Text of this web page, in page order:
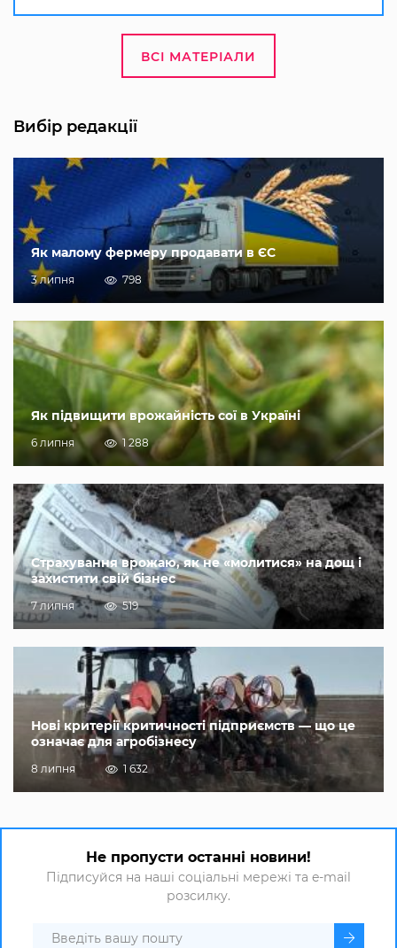
ВСІ МАТЕРІАЛИ
Вибір редакції
Як малому фермеру продавати в ЄС
3 липня 798
Як підвищити врожайність сої в Україні
6 липня 1 288
Страхування врожаю, як не «молитися» на дощ і
захистити свій бізнес
7 липня 519
Нові критерії критичності підприємств — що це
означає для агробізнесу
8 липня 1 632
Не пропусти останні новини!
Підписуйся на наші соціальні мережі та e-mail
розсилку.